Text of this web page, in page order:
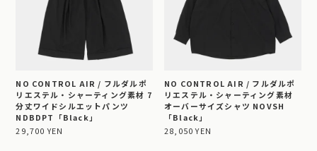
NO CONTROL AIR / フルダルポ
リエステル・シャーティング素材 7
分丈ワイドシルエットパンツ
NDBDPT「Black」
29,700 YEN
NO CONTROL AIR / フルダルポ
リエステル・シャーティング素材
オーバーサイズシャツ NOVSH
「Black」
28,050 YEN